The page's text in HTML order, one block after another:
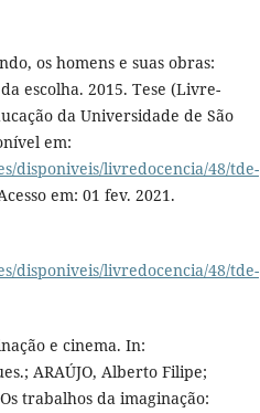
os homens e suas obras:
escolha. 2015. Tese (Livre-
da Universidade de São
em:
disponiveis/livredocencia/48/tde-
em: 01 fev. 2021.
disponiveis/livredocencia/48/tde-
e cinema. In:
ARAÚJO, Alberto Filipe;
trabalhos da imaginação: